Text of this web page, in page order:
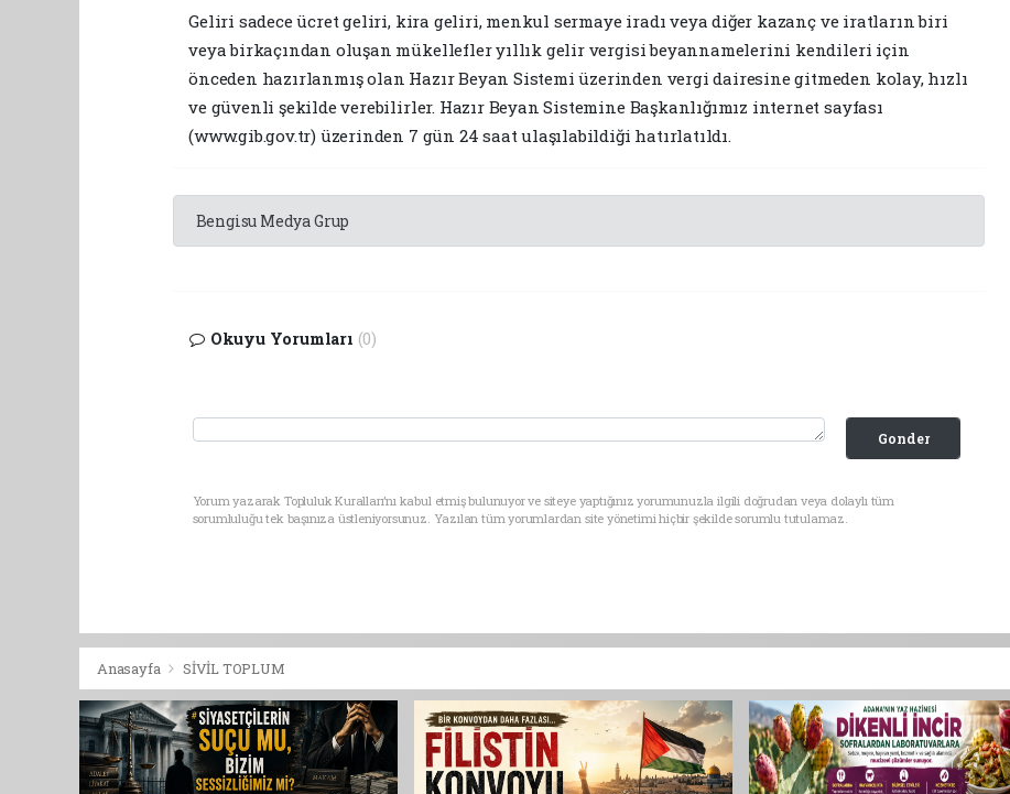
Geliri sadece ücret geliri, kira geliri, menkul sermaye iradı veya diğer kazanç ve iratların biri
veya birkaçından oluşan mükellefler yıllık gelir vergisi beyannamelerini kendileri için
önceden hazırlanmış olan Hazır Beyan Sistemi üzerinden vergi dairesine gitmeden kolay, hızlı
ve güvenli şekilde verebilirler. Hazır Beyan Sistemine Başkanlığımız internet sayfası
(www.gib.gov.tr) üzerinden 7 gün 24 saat ulaşılabildiği hatırlatıldı.
Bengisu Medya Grup
Okuyu Yorumları (0)
Gonder
Yorum yazarak Topluluk Kuralları’nı kabul etmiş bulunuyor ve siteye yaptığınız yorumunuzla ilgili doğrudan veya dolaylı tüm
sorumluluğu tek başınıza üstleniyorsunuz. Yazılan tüm yorumlardan site yönetimi hiçbir şekilde sorumlu tutulamaz.
Anasayfa SİVİL TOPLUM